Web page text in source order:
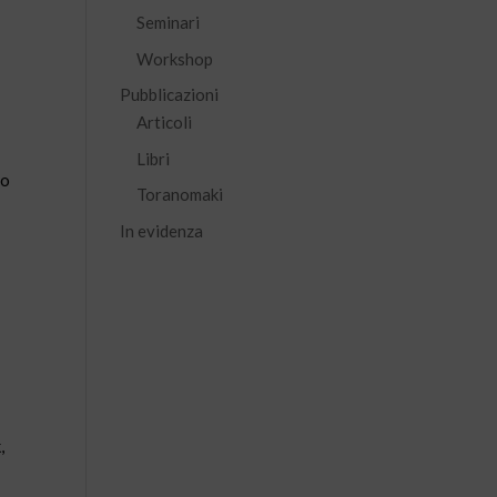
Seminari
Workshop
Pubblicazioni
Articoli
Libri
Toranomaki
In evidenza